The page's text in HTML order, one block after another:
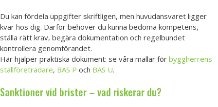
Du kan fördela uppgifter skriftligen, men huvudansvaret ligger
kvar hos dig. Därför behöver du kunna bedöma kompetens,
ställa rätt krav, begära dokumentation och regelbundet
kontrollera genomförandet.
Här hjälper praktiska dokument: se våra mallar för byggherrens
ställföreträdare, BAS P och BAS U.
Sanktioner vid brister – vad riskerar du?